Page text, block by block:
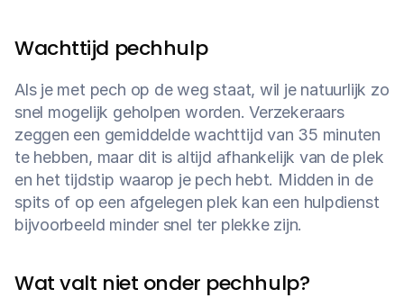
Wachttijd pechhulp
Als je met pech op de weg staat, wil je natuurlijk zo
snel mogelijk geholpen worden. Verzekeraars
zeggen een gemiddelde wachttijd van 35 minuten
te hebben, maar dit is altijd afhankelijk van de plek
en het tijdstip waarop je pech hebt. Midden in de
spits of op een afgelegen plek kan een hulpdienst
bijvoorbeeld minder snel ter plekke zijn.
Wat valt niet onder pechhulp?